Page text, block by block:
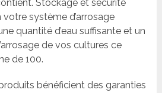
Stockage et sécurité
système d’arrosage
quantité d’eau suffisante et un
de vos cultures ce
de 100.
bénéficient des garanties